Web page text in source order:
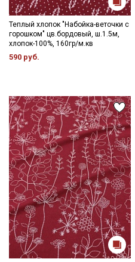
Теплый хлопок "Набойка-веточки с
горошком" цв.бордовый, ш.1.5м,
хлопок-100%, 160гр/м.кв
590 руб.